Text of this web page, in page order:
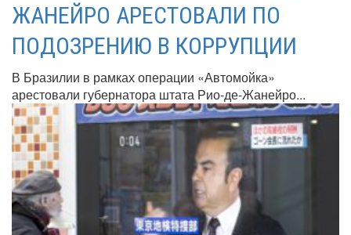
ЖАНЕЙРО АРЕСТОВАЛИ ПО
ПОДОЗРЕНИЮ В КОРРУПЦИИ
В Бразилии в рамках операции «Автомойка»
арестовали губернатора штата Рио-де-Жанейро...